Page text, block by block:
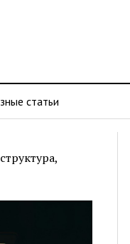
статьи